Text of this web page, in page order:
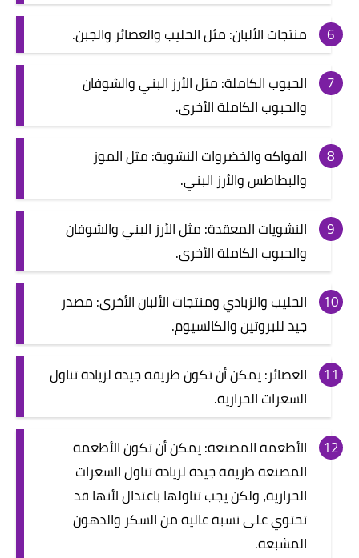
منتجات الألبان: مثل الحليب والعصائر والجبن.
الحبوب الكاملة: مثل الأرز البني والشوفان
والحبوب الكاملة الأخرى.
الفواكه والخضروات النشوية: مثل الموز
والبطاطس والأرز البني.
النشويات المعقدة: مثل الأرز البني والشوفان
والحبوب الكاملة الأخرى.
الحليب والزبادي ومنتجات الألبان الأخرى: مصدر
جيد للبروتين والكالسيوم.
العصائر: يمكن أن تكون طريقة جيدة لزيادة تناول
السعرات الحرارية.
الأطعمة المصنعة: يمكن أن تكون الأطعمة
المصنعة طريقة جيدة لزيادة تناول السعرات
الحرارية، ولكن يجب تناولها باعتدال لأنها قد
تحتوي على نسبة عالية من السكر والدهون
المشبعة.